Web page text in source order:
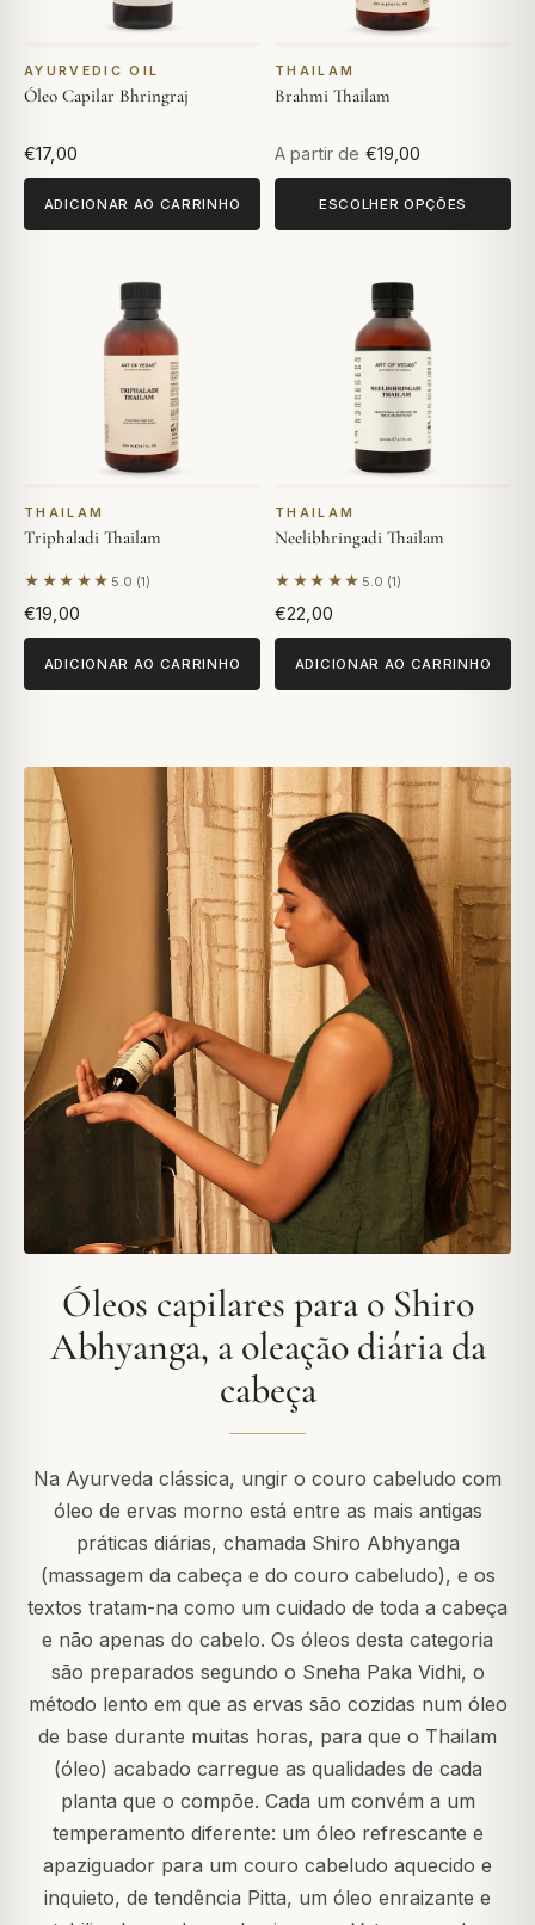
AYURVEDIC OIL
Óleo Capilar Bhringraj
€17,00
ADICIONAR AO CARRINHO
THAILAM
Brahmi Thailam
A partir de €19,00
ESCOLHER OPÇÕES
THAILAM
Triphaladi Thailam
★★★★★ 5.0 (1)
Com base em 1 avaliação
€19,00
ADICIONAR AO CARRINHO
THAILAM
Neelibhringadi Thailam
★★★★★ 5.0 (1)
Com base em 1 avaliação
€22,00
ADICIONAR AO CARRINHO
Óleos capilares para o Shiro
Abhyanga, a oleação diária da
cabeça
Na Ayurveda clássica, ungir o couro cabeludo com
óleo de ervas morno está entre as mais antigas
práticas diárias, chamada Shiro Abhyanga
(massagem da cabeça e do couro cabeludo), e os
textos tratam-na como um cuidado de toda a cabeça
e não apenas do cabelo. Os óleos desta categoria
são preparados segundo o Sneha Paka Vidhi, o
método lento em que as ervas são cozidas num óleo
de base durante muitas horas, para que o Thailam
(óleo) acabado carregue as qualidades de cada
planta que o compõe. Cada um convém a um
temperamento diferente: um óleo refrescante e
apaziguador para um couro cabeludo aquecido e
inquieto, de tendência Pitta, um óleo enraizante e